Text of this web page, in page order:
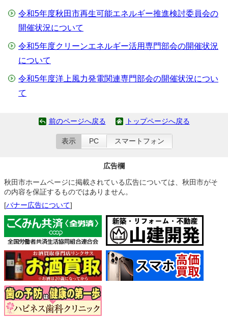
令和5年度秋田市再生可能エネルギー推進検討委員会の
開催状況について
令和5年度クリーンエネルギー活用専門部会の開催状況
について
令和5年度洋上風力発電関連専門部会の開催状況につい
て
前のページへ戻る トップページへ戻る
表示 PC スマートフォン
広告欄
秋田市ホームページに掲載されている広告については、秋田市がそ
の内容を保証するものではありません。
[バナー広告について]